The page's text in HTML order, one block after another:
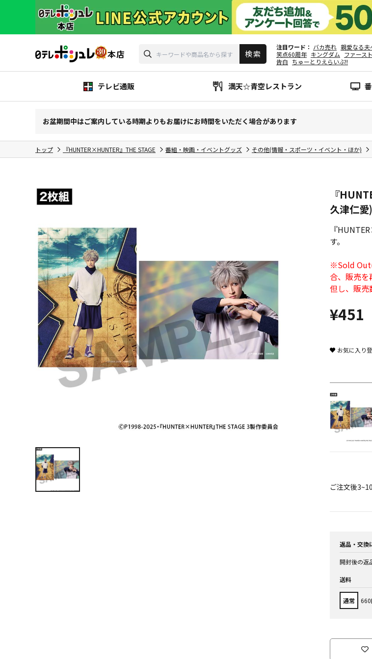
注目ワード バカ売れ 親愛なる夫
笑点60周年 キングダム ファース
告白 ちゅーとりえらいぶ!!
テレビ通販 満天☆青空レストラン
お盆期間中はご案内している時期よりもお届けにお時間をいただく場合があります
トップ 『HUNTER×HUNTER』THE STAGE 番組・映画・イベントグッズ その他(情報・スポーツ・イベント・ほか)
『
久津仁愛)
『
す。
※Sold Out(
合、販売を
但し、販売
¥451
お気に入り
ご注文後
返品・交換
開封後の返
送料
通常 660